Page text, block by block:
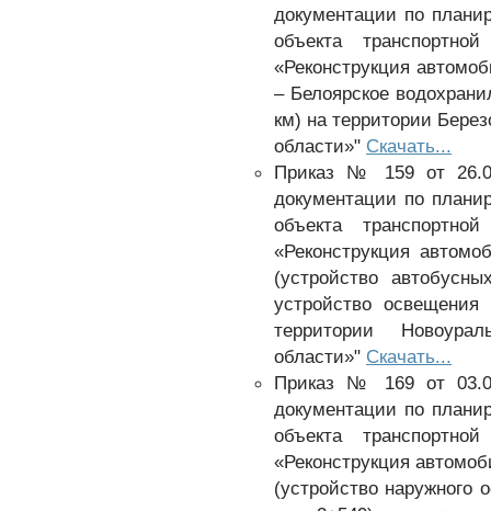
документации по
объекта
«Реконструкция
– Белоярское
км) на территории
области»" Скачать...
Приказ № 159 от
документации по
объекта
«Реконструкция
(устройство
устройство
территории
области»" Скачать...
Приказ № 169 от
документации по
объекта
«Реконструкция
(устройство наружного